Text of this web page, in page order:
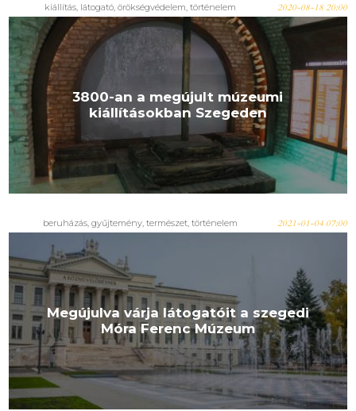
kiállítás, látogató, örökségvédelem, történelem 2020-08-18 20:00
3800-an a megújult múzeumi
kiállításokban Szegeden
beruházás, gyűjtemény, természet, történelem 2021-01-04 07:00
Megújulva várja látogatóit a szegedi
Móra Ferenc Múzeum